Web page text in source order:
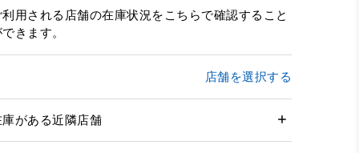
利用される店舗の在庫状況をこちらで確認すること
きます。
店舗を選択する
庫がある近隣店舗